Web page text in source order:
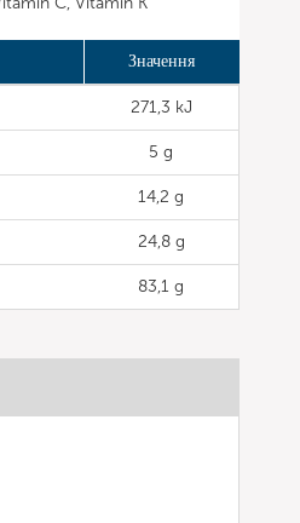
Значення
271,3 kJ
5 g
14,2 g
24,8 g
83,1 g